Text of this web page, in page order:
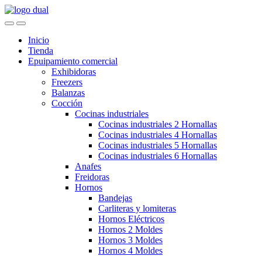
Skip
to
Skip
to
Inicio
Tienda
Epuipamiento comercial
Exhibidoras
Freezers
Balanzas
Cocción
Cocinas industriales
Cocinas industriales 2 Hornallas
Cocinas industriales 4 Hornallas
Cocinas industriales 5 Hornallas
Cocinas industriales 6 Hornallas
Anafes
Freidoras
Hornos
Bandejas
Carliteras y lomiteras
Hornos Eléctricos
Hornos 2 Moldes
Hornos 3 Moldes
Hornos 4 Moldes